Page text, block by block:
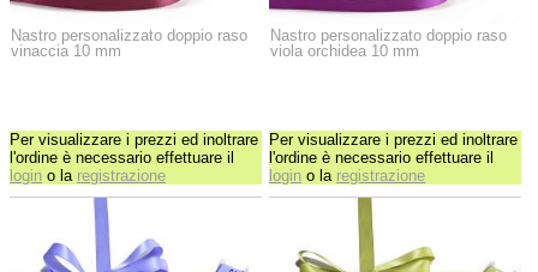
Nastro personalizzato doppio raso
vinaccia 10 mm
Per visualizzare i prezzi ed inoltrare
l'ordine è necessario effettuare il
login o la registrazione
Nastro personalizzato doppio raso
viola orchidea 10 mm
Per visualizzare i prezzi ed inoltrare
l'ordine è necessario effettuare il
login o la registrazione